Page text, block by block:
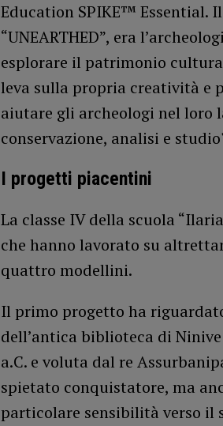
Education SPIKE™ Essential.
“UNEARTHED”, era
esplorare il patrimonio
leva sulla propria creatività e
aiutare gli archeologi nel loro
conservazione, analisi e
I progetti piacentini
La classe IV della scuola
che hanno lavorato su
quattro modellini.
Il primo progetto ha
dell’antica biblioteca di
a.C. e voluta dal re
spietato conquistatore, ma
particolare sensibilità verso il